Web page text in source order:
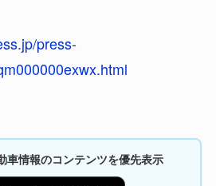
press-
車情報のコンテンツを優先表示